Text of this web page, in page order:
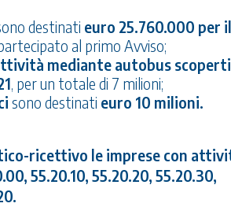
destinati euro 25.760.000 per
al primo Avviso;
mediante autobus scoperti
, per un totale di 7 milioni;
sono destinati euro 10 milioni.
ricettivo le imprese con
55.20.10, 55.20.20, 55.20.30,